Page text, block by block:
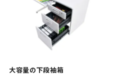
大容量の下段袖箱